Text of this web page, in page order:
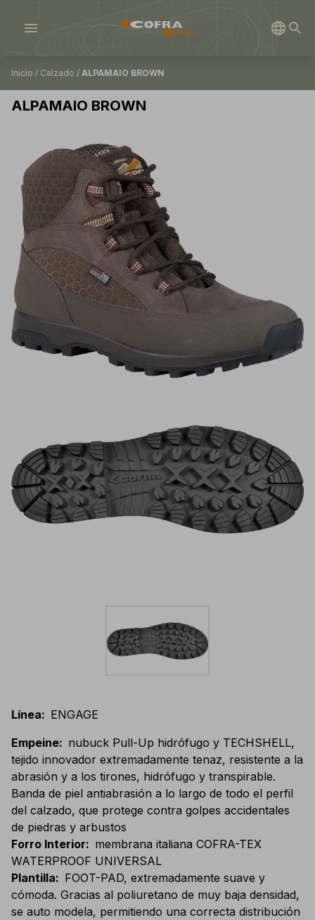
menu
Inicio / Calzado / ALPAMAIO BROWN
ALPAMAIO BROWN
Línea: ENGAGE
Empeine: nubuck Pull-Up hidrófugo y TECHSHELL,
tejido innovador extremadamente tenaz, resistente a la
abrasión y a los tirones, hidrófugo y transpirable.
Banda de piel antiabrasión a lo largo de todo el perfil
del calzado, que protege contra golpes accidentales
de piedras y arbustos
Forro Interior: membrana italiana COFRA-TEX
WATERPROOF UNIVERSAL
Plantilla: FOOT-PAD, extremadamente suave y
cómoda. Gracias al poliuretano de muy baja densidad,
se auto modela, permitiendo una correcta distribución